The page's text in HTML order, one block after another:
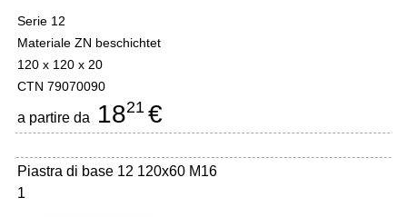
Serie 12
Materiale ZN beschichtet
120 x 120 x 20
CTN 79070090
a partire da 1821 €
Piastra di base 12 120x60 M16
1